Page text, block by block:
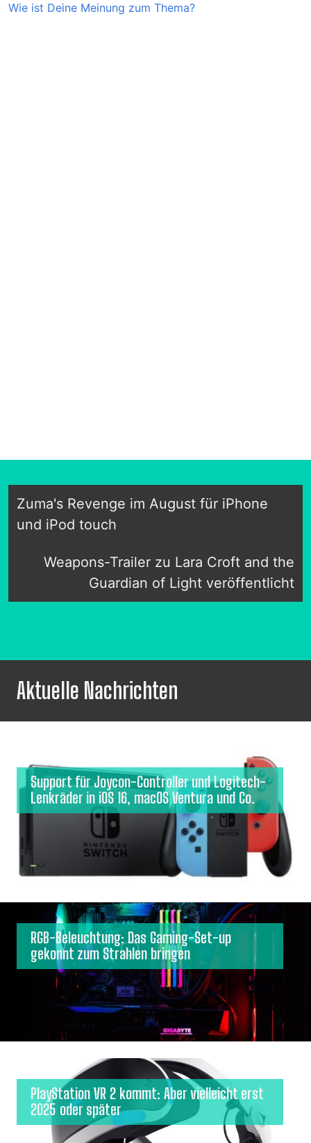
Wie ist Deine Meinung zum Thema?
Zuma's Revenge im August für iPhone
und iPod touch
Weapons-Trailer zu Lara Croft and the
Guardian of Light veröffentlicht
Aktuelle Nachrichten
Support für Joycon-Controller und Logitech-
Lenkräder in iOS 16, macOS Ventura und Co.
RGB-Beleuchtung: Das Gaming-Set-up
gekonnt zum Strahlen bringen
PlayStation VR 2 kommt: Aber vielleicht erst
2025 oder später